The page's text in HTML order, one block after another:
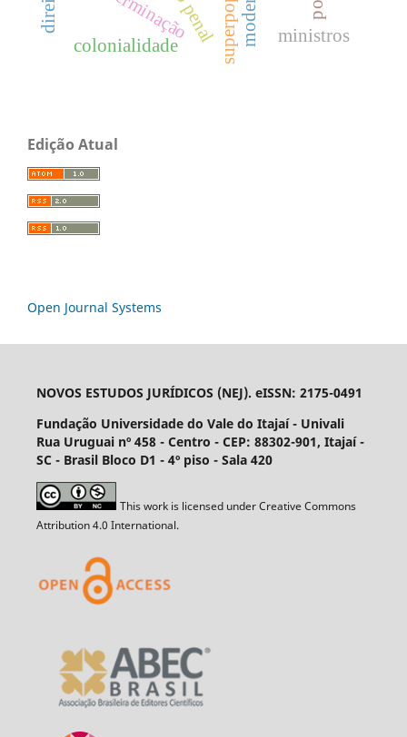
colonialidade ministros
Edição Atual
Open Journal Systems
NOVOS ESTUDOS JURÍDICOS (NEJ). eISSN: 2175-0491
Fundação Universidade do Vale do Itajaí - Univali
Rua Uruguai nº 458 - Centro - CEP: 88302-901, Itajaí­ -
SC - Brasil Bloco D1 - 4º piso - Sala 420
This work is licensed under Creative Commons
Attribution 4.0 International.